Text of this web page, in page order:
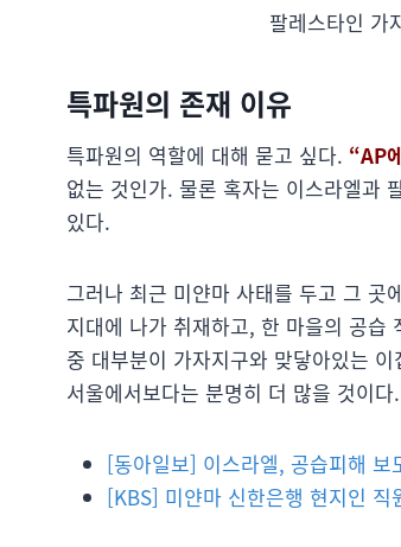
팔레스타인
특파원의 존재 이유
특파원의 역할에 대해 묻고 싶다. “AP
없는 것인가. 물론 혹자는 이스라엘과
있다.
그러나 최근 미얀마 사태를 두고 그 곳
지대에 나가 취재하고, 한 마을의 공습
중 대부분이 가자지구와 맞닿아있는
서울에서보다는 분명히 더 많을 것이다.
[동아일보] 이스라엘, 공습피해
[KBS] 미얀마 신한은행 현지인